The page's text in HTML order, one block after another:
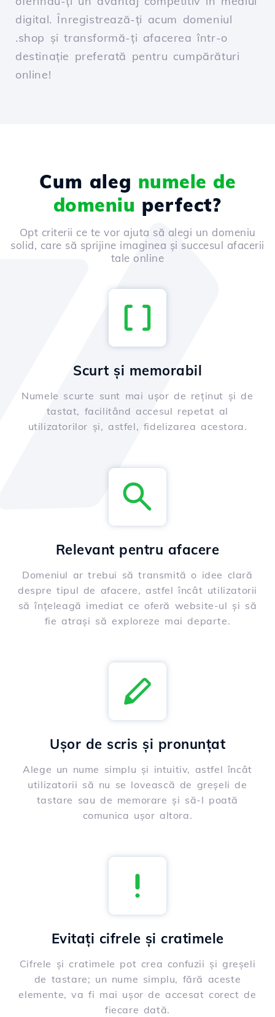
digital. Înregistrează-ți acum domeniul
.shop și transformă-ți afacerea într-o
destinație preferată pentru cumpărături
online!
Cum aleg numele de
domeniu perfect?
Opt criterii ce te vor ajuta să alegi un domeniu
solid, care să sprijine imaginea și succesul afacerii
tale online
Scurt și memorabil
Numele scurte sunt mai ușor de reținut și de
tastat, facilitând accesul repetat al
utilizatorilor și, astfel, fidelizarea acestora.
Relevant pentru afacere
Domeniul ar trebui să transmită o idee clară
despre tipul de afacere, astfel încât utilizatorii
să înțeleagă imediat ce oferă website-ul și să
fie atrași să exploreze mai departe.
Ușor de scris și pronunțat
Alege un nume simplu și intuitiv, astfel încât
utilizatorii să nu se lovească de greșeli de
tastare sau de memorare și să-l poată
comunica ușor altora.
Evitați cifrele și cratimele
Cifrele și cratimele pot crea confuzii și greșeli
de tastare; un nume simplu, fără aceste
elemente, va fi mai ușor de accesat corect de
fiecare dată.